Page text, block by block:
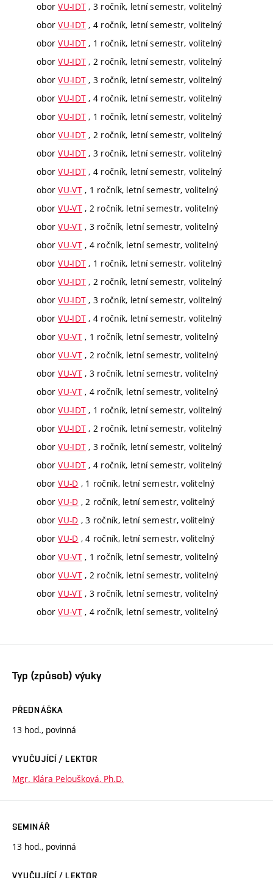
oborVU-IDT , 3 ročník, letní semestr, volitelný
oborVU-IDT , 4 ročník, letní semestr, volitelný
oborVU-IDT , 1 ročník, letní semestr, volitelný
oborVU-IDT , 2 ročník, letní semestr, volitelný
oborVU-IDT , 3 ročník, letní semestr, volitelný
oborVU-IDT , 4 ročník, letní semestr, volitelný
oborVU-IDT , 1 ročník, letní semestr, volitelný
oborVU-IDT , 2 ročník, letní semestr, volitelný
oborVU-IDT , 3 ročník, letní semestr, volitelný
oborVU-IDT , 4 ročník, letní semestr, volitelný
oborVU-VT, 1 ročník, letní semestr, volitelný
oborVU-VT, 2 ročník, letní semestr, volitelný
oborVU-VT, 3 ročník, letní semestr, volitelný
oborVU-VT, 4 ročník, letní semestr, volitelný
oborVU-IDT , 1 ročník, letní semestr, volitelný
oborVU-IDT , 2 ročník, letní semestr, volitelný
oborVU-IDT , 3 ročník, letní semestr, volitelný
oborVU-IDT , 4 ročník, letní semestr, volitelný
oborVU-VT, 1 ročník, letní semestr, volitelný
oborVU-VT, 2 ročník, letní semestr, volitelný
oborVU-VT, 3 ročník, letní semestr, volitelný
oborVU-VT, 4 ročník, letní semestr, volitelný
oborVU-IDT , 1 ročník, letní semestr, volitelný
oborVU-IDT , 2 ročník, letní semestr, volitelný
oborVU-IDT , 3 ročník, letní semestr, volitelný
oborVU-IDT , 4 ročník, letní semestr, volitelný
oborVU-D , 1 ročník, letní semestr, volitelný
oborVU-D , 2 ročník, letní semestr, volitelný
oborVU-D , 3 ročník, letní semestr, volitelný
oborVU-D , 4 ročník, letní semestr, volitelný
oborVU-VT, 1 ročník, letní semestr, volitelný
oborVU-VT, 2 ročník, letní semestr, volitelný
oborVU-VT, 3 ročník, letní semestr, volitelný
oborVU-VT, 4 ročník, letní semestr, volitelný
Typ (způsob) výuky
PŘEDNÁŠKA
13 hod., povinná
VYUČUJÍCÍ / LEKTOR
Mgr. Klára Peloušková, Ph.D.
SEMINÁŘ
13 hod., povinná
VYUČUJÍCÍ / LEKTOR